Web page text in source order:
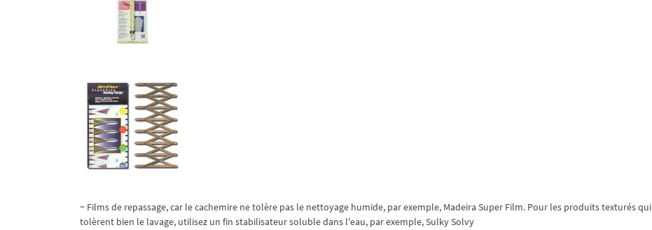
~ Films de repassage, car le cachemire ne tolère pas le nettoyage humide, par exemple, Madeira Super Film. Pour les produits texturés qui
tolèrent bien le lavage, utilisez un fin stabilisateur soluble dans l'eau, par exemple, Sulky Solvy